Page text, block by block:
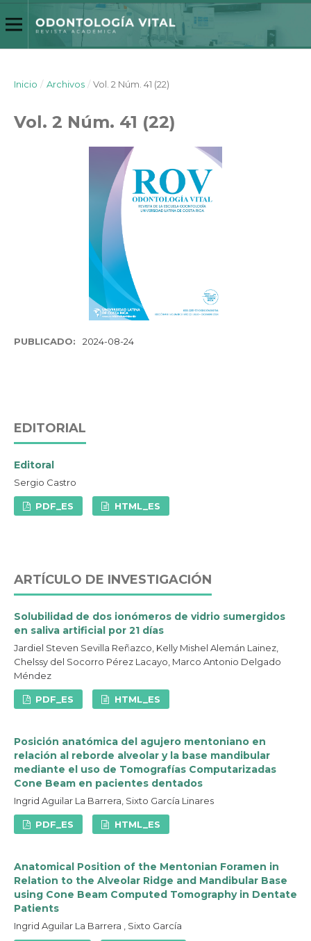
Inicio / Archivos / Vol. 2 Núm. 41 (22)
Vol. 2 Núm. 41 (22)
PUBLICADO: 2024-08-24
EDITORIAL
Editoral
Sergio Castro
PDF_ES HTML_ES
ARTÍCULO DE INVESTIGACIÓN
Solubilidad de dos ionómeros de vidrio sumergidos
en saliva artificial por 21 días
Jardiel Steven Sevilla Reñazco, Kelly Mishel Alemán Lainez,
Chelssy del Socorro Pérez Lacayo, Marco Antonio Delgado
Méndez
PDF_ES HTML_ES
Posición anatómica del agujero mentoniano en
relación al reborde alveolar y la base mandibular
mediante el uso de Tomografías Computarizadas
Cone Beam en pacientes dentados
Ingrid Aguilar La Barrera, Sixto García Linares
PDF_ES HTML_ES
Anatomical Position of the Mentonian Foramen in
Relation to the Alveolar Ridge and Mandibular Base
using Cone Beam Computed Tomography in Dentate
Patients
Ingrid Aguilar La Barrera , Sixto García